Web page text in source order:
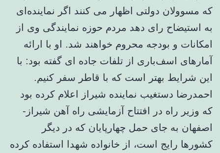
که مسوولان دولتی اظهار می کنند اگر نماینده‌ای
به استیضاح رای دهد مردم حوزه نمایندگی وی از
امکانات و بودجه محروم خواهند شد. او با ارائه
آمارهای اسف‌باری از تلفات جاده ای گفته بود: با
این شرایط بهتر است که با قاطر سفر کنیم.
احمدرضا دستغیب نماینده شیراز اعلام کرده بود
که وزیر راه در افتتاح آزمایشی راه ​آهن شیراز-
اصفهان به جای حمل چهارپایان که در دیگر
کشورها رایج است، از خانواده شهدا استفاده کرده